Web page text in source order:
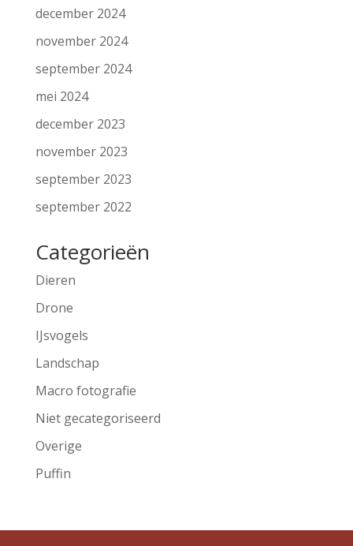
december 2024
november 2024
september 2024
mei 2024
december 2023
november 2023
september 2023
september 2022
Categorieën
Dieren
Drone
IJsvogels
Landschap
Macro fotografie
Niet gecategoriseerd
Overige
Puffin